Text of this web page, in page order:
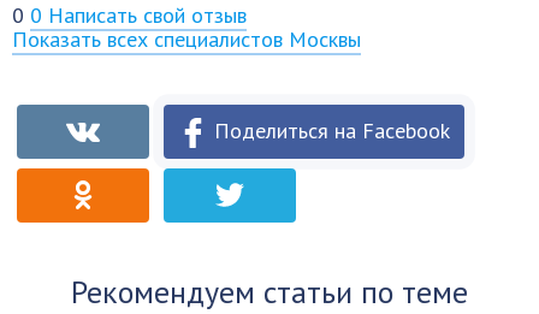
0 0 Написать свой отзыв
Показать всех специалистов Москвы
Поделиться на Facebook
Рекомендуем статьи по теме